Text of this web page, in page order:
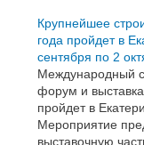
Крупнейшее
года пройдет в
сентября по 2
Международный
форум и
пройдет в
Мероприятие
выставочную